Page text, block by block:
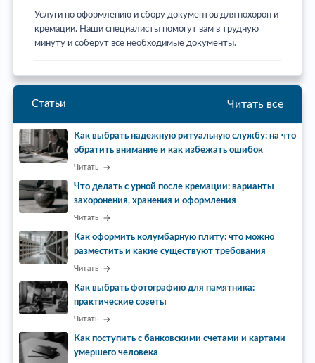
Услуги по оформлению и сбору документов для похорон и
кремации. Наши специалисты помогут вам в трудную
минуту и соберут все необходимые документы.
Статьи Читать все
Как выбрать надежную ритуальную службу: на что
обратить внимание и как избежать ошибок
Читать
Что делать с урной после кремации: варианты
захоронения, хранения и оформления
Читать
Как оформить колумбарную плиту: что можно
разместить и какие существуют требования
Читать
Как выбрать фотографию для памятника:
практические советы
Читать
Как поступить с банковскими счетами и картами
умершего человека